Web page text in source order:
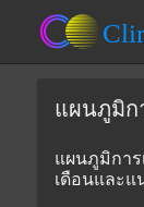
แผนภูมิก
แผนภูมิกา
เดือนและ